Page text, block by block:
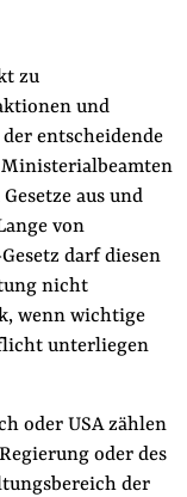
zu
und
entscheidende
aus und
von
darf diesen
nicht
wenn wichtige
unterliegen
oder USA zählen
oder des
der